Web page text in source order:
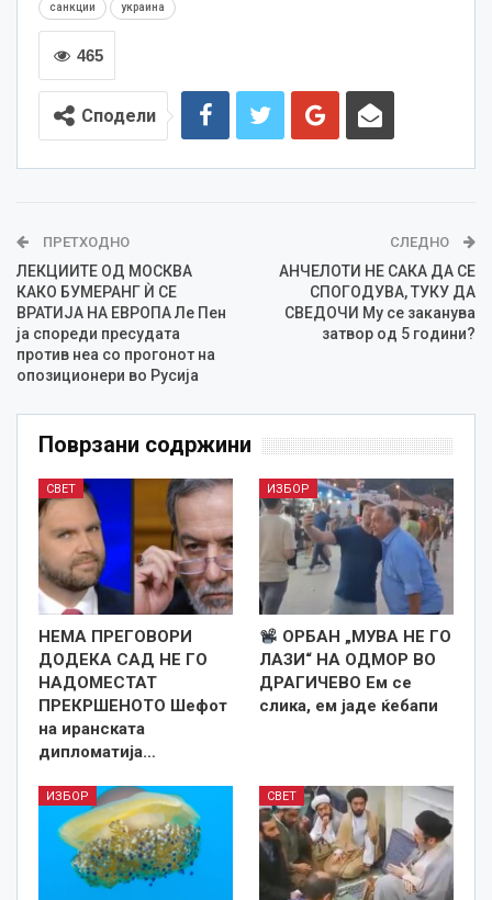
санкции украина
465
Сподели
ПРЕТХОДНО
ЛЕКЦИИТЕ ОД МОСКВА
КАКО БУМЕРАНГ Ѝ СЕ
ВРАТИЈА НА ЕВРОПА Ле Пен
ја спореди пресудата
против неа со прогонот на
опозиционери во Русија
СЛЕДНО
АНЧЕЛОТИ НЕ САКА ДА СЕ
СПОГОДУВА, ТУКУ ДА
СВЕДОЧИ Му се заканува
затвор од 5 години?
Поврзани содржини
СВЕТ
НЕМА ПРЕГОВОРИ
ДОДЕКА САД НЕ ГО
НАДОМЕСТАТ
ПРЕКРШЕНОТО Шефот
на иранската
дипломатија…
ИЗБОР
ОРБАН „МУВА НЕ ГО
ЛАЗИ“ НА ОДМОР ВО
ДРАГИЧЕВО Ем се
слика, ем јаде ќебапи
ИЗБОР СВЕТ